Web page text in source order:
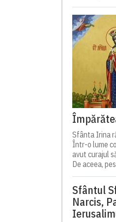
Sfânta Irina
Într-o lume
avut curajul
De aceea,
Sfântul
Narcis,